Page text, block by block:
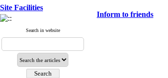
Site Facilities
Search in website
Inform to friends